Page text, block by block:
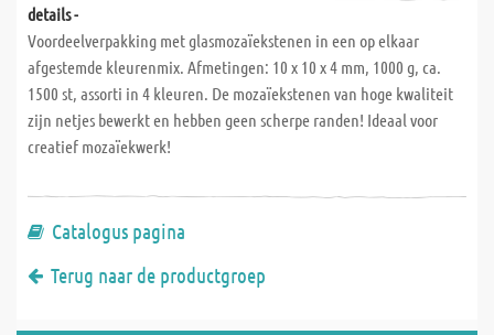
details -
Voordeelverpakking met glasmozaïekstenen in een op elkaar
afgestemde kleurenmix. Afmetingen: 10 x 10 x 4 mm, 1000 g, ca.
1500 st, assorti in 4 kleuren. De mozaïekstenen van hoge kwaliteit
zijn netjes bewerkt en hebben geen scherpe randen! Ideaal voor
creatief mozaïekwerk!
Catalogus pagina
Terug naar de productgroep